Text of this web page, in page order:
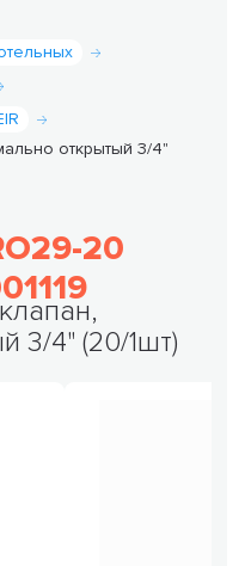
открытый 3/4"
20
3/4" (20/1шт)